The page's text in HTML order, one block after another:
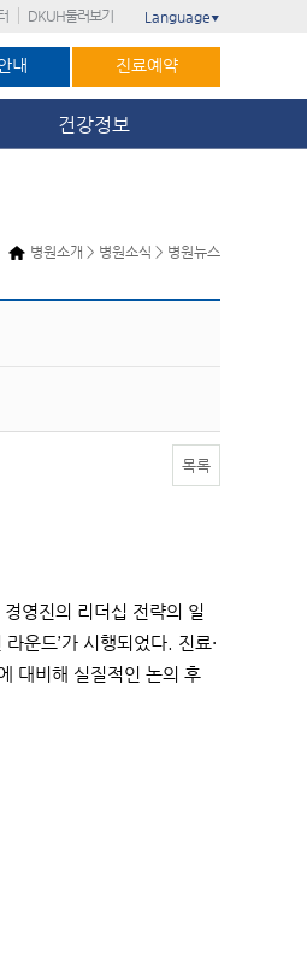
DKUH둘러보기 Language ▼
내 진료예약
건강정보
병원소개 > 병원소식 > 병원뉴스
목록
영진의 리더십 전략의 일
운드’가 시행되었다. 진료·
대비해 실질적인 논의 후